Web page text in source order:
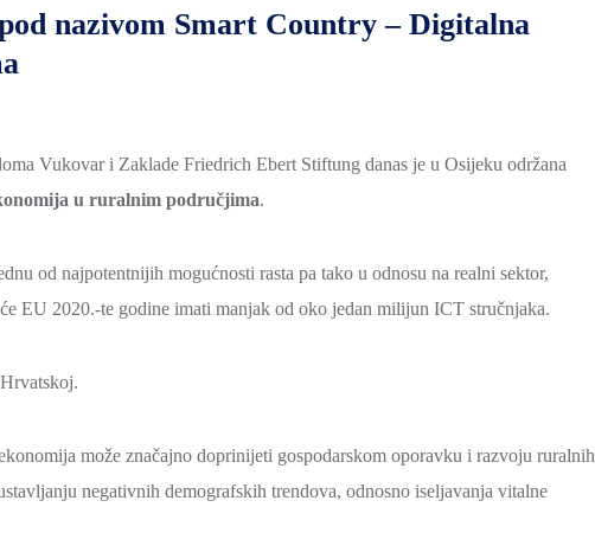
nazivom Smart Country – Digitalna
Vukovar i Zaklade Friedrich Ebert Stiftung danas je u Osijeku održana
u ruralnim područjima.
od najpotentnijih mogućnosti rasta pa tako u odnosu na realni sektor,
EU 2020.-te godine imati manjak od oko jedan milijun ICT stručnjaka.
može značajno doprinijeti gospodarskom oporavku i razvoju ruralnih
negativnih demografskih trendova, odnosno iseljavanja vitalne